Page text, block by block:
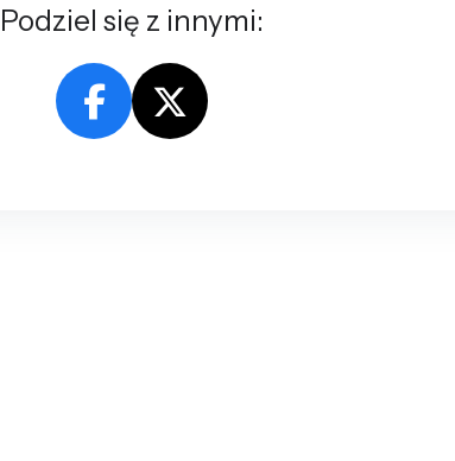
Podziel się z innymi: